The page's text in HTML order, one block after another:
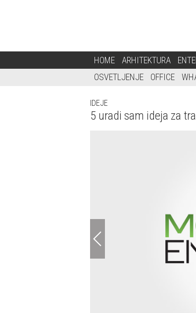
HOME ARHITEKTURA
OSVETLJENJE
OFFICE
IDEJE
5 uradi sam ideja za